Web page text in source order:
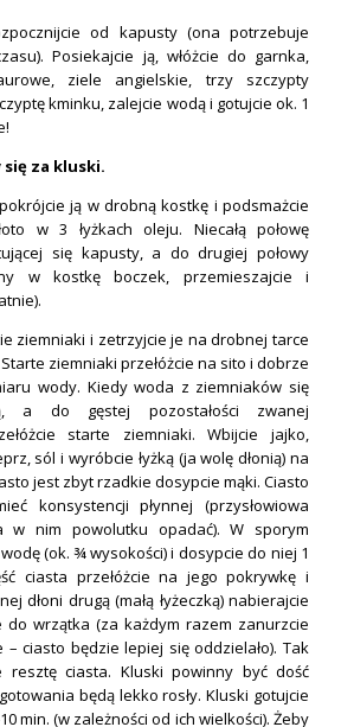
od kapusty (ona potrzebuje
Posiekajcie ją, włóżcie do garnka,
ziele angielskie, trzy szczypty
kminku, zalejcie wodą i gotujcie ok. 1
za kluski.
ją w drobną kostkę i podsmażcie
w 3 łyżkach oleju. Niecałą połowę
się kapusty, a do drugiej połowy
w kostkę boczek, przemieszajcie i
ziemniaki i zetrzyjcie je na drobnej tarce
ziemniaki przełóżcie na sito i dobrze
wody. Kiedy woda z ziemniaków się
a do gęstej pozostałości zwanej
starte ziemniaki. Wbijcie jajko,
sól i wyróbcie łyżką (ja wolę dłonią) na
jest zbyt rzadkie dosypcie mąki. Ciasto
konsystencji płynnej (przysłowiowa
w nim powolutku opadać). W sporym
(ok. ¾ wysokości) i dosypcie do niej 1
ciasta przełóżcie na jego pokrywkę i
dłoni drugą (małą łyżeczką) nabierajcie
do wrzątka (za każdym razem zanurzcie
– ciasto będzie lepiej się oddzielało). Tak
resztę ciasta. Kluski powinny być dość
będą lekko rosły. Kluski gotujcie
min. (w zależności od ich wielkości). Żeby